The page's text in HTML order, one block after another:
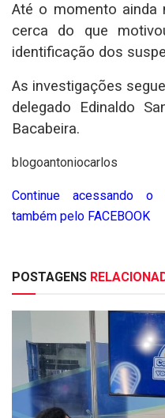
Até o momento
cerca do que
identificação dos
As investigações
delegado Edinaldo
Bacabeira.
blogoantoniocarlos
Continue acessando o
também pelo FACEBOOK
POSTAGENS